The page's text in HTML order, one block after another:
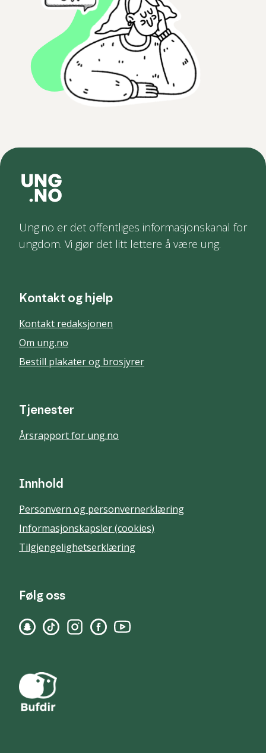
Ung.no er det offentliges informasjonskanal for
ungdom. Vi gjør det litt lettere å være ung.
Kontakt og hjelp
Kontakt redaksjonen
Om ung.no
Bestill plakater og brosjyrer
Tjenester
Årsrapport for ung.no
Innhold
Personvern og personvernerklæring
Informasjonskapsler (cookies)
Tilgjengelighetserklæring
Følg oss